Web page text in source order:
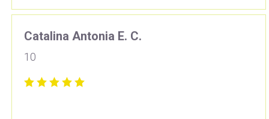
Catalina Antonia E. C.
10